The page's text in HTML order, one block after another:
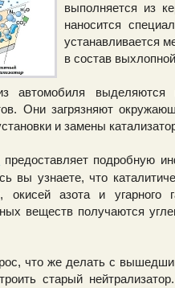
выполняется из
наносится
устанавливается
в состав
автомобиля
Они загрязняют
и замены
предоставляет подробную
вы узнаете, что
окисей азота и
веществ получаются
что же делать с
старый